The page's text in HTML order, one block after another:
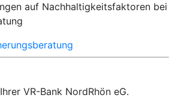
auf Nachhaltigkeitsfaktoren bei
VR-Bank NordRhön eG.